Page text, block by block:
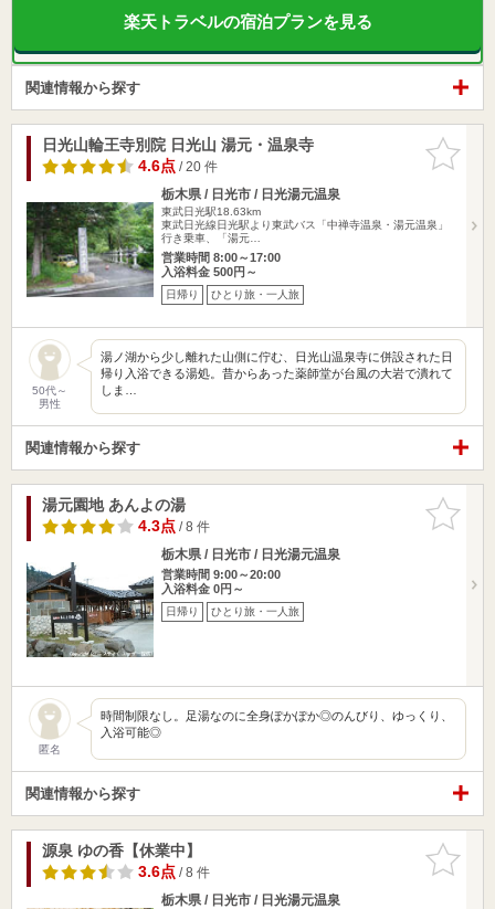
楽天トラベルの宿泊プランを見る
関連情報から探す
お気に入
りに追加
日光山輪王寺別院 日光山 湯元・温泉寺
4.6点/ 20 件
栃木県 / 日光市 / 日光湯元温泉
東武日光駅18.63km
東武日光線日光駅より東武バス「中禅寺温泉・湯元温泉」
行き乗車、「湯元…
営業時間 8:00～17:00
入浴料金 500円～
日帰り ひとり旅・一人旅
50代～
男性
湯ノ湖から少し離れた山側に佇む、日光山温泉寺に併設された日
帰り入浴できる湯処。昔からあった薬師堂が台風の大岩で潰れて
しま…
関連情報から探す
お気に入
りに追加
湯元園地 あんよの湯
4.3点/ 8 件
栃木県 / 日光市 / 日光湯元温泉
営業時間 9:00～20:00
入浴料金 0円～
日帰り ひとり旅・一人旅
匿名
時間制限なし。足湯なのに全身ぽかぽか◎のんびり、ゆっくり、
入浴可能◎
関連情報から探す
お気に入
りに追加
源泉 ゆの香【休業中】
3.6点/ 8 件
栃木県 / 日光市 / 日光湯元温泉